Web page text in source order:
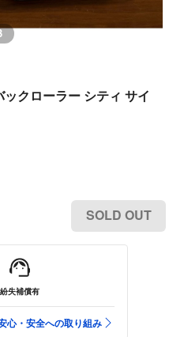
ックローラー シティ サイ
SOLD OUT
紛失補償有
心・安全への取り組み